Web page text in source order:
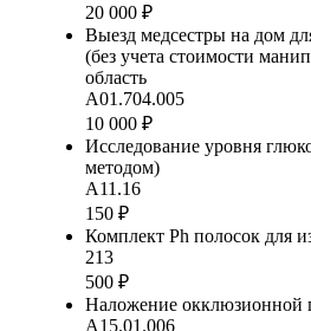
20 000 ₽
Выезд медсестры на дом
(без учета стоимости
область
А01.704.005
10 000 ₽
Исследование уровня
методом)
А11.16
150 ₽
Комплект Ph полосок для
213
500 ₽
Наложение окклюзионной
А15.01.006